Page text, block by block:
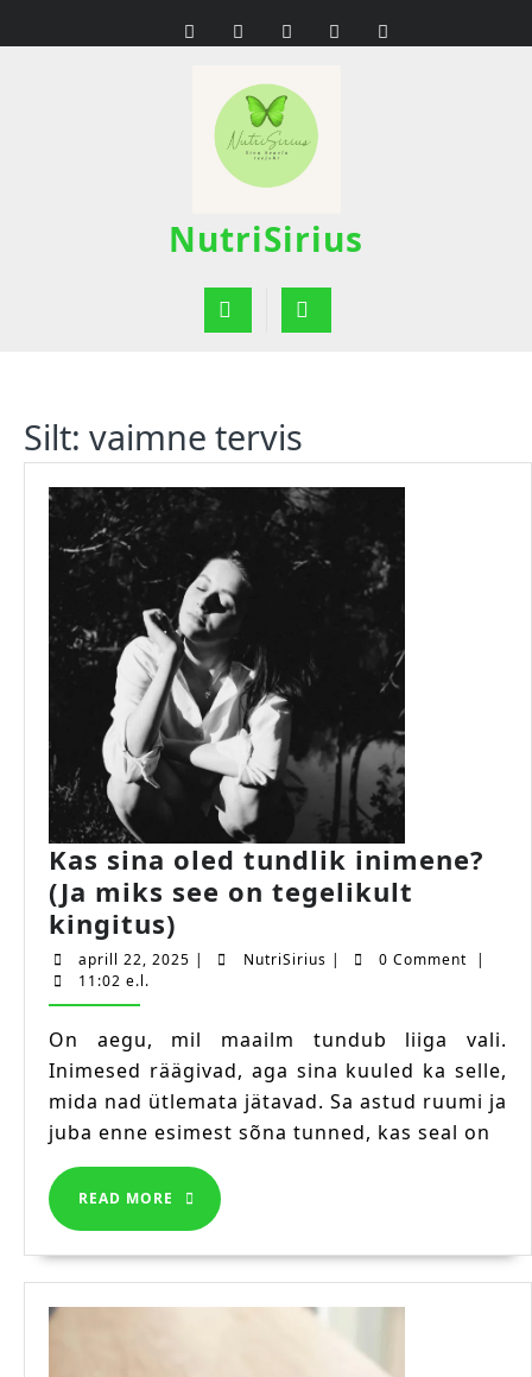
to
NutriSirius
Open
Silt: vaimne tervis
Kas sina oled tundlik inimene?
(Ja miks see on tegelikult
kingitus)
sina
inimene?
(Ja
miks
see
on
tegelikult
kingitus)
aprill 22, 2025 aprill
| NutriSiriusNutriSirius
| 0 Comment
|
11:02 e.l.
On aegu, mil maailm tundub liiga vali.
Inimesed räägivad, aga sina kuuled ka selle,
mida nad ütlemata jätavad. Sa astud ruumi ja
juba enne esimest sõna tunned, kas seal on
READ MORE
READ
MORE